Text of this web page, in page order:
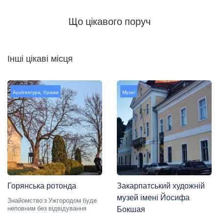
Що цікавого поруч
Інші цікаві місця
Архітектура, Храми
Горянська ротонда
Знайомство з Ужгородом буде
неповним без відвідування
Музеї
Закарпатський художній
музей імені Йосифа
Бокшая